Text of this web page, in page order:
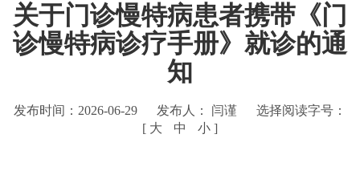
关于门诊慢特病患者携带《门
诊慢特病诊疗手册》就诊的通
知
发布时间：2026-06-29 发布人： 闫谨
选择阅读字号：
[ 大 中 小 ]